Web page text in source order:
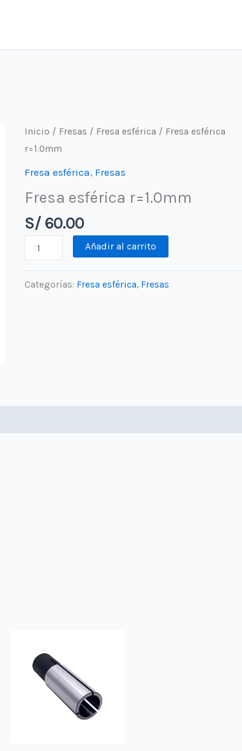
Inicio / Fresas / Fresa esférica / Fresa esférica
r=1.0mm
Fresa esférica, Fresas
Fresa esférica r=1.0mm
S/60.00
Fresa
esférica
r=1.0mm
Añadir al carrito
Categorías: Fresa esférica, Fresas